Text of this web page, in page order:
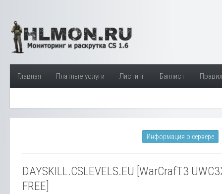
Главная Платные услуги Листинг Банлист
Информация о сервере
DAYSKILL.CSLEVELS.EU [WarCrafT3
FREE]